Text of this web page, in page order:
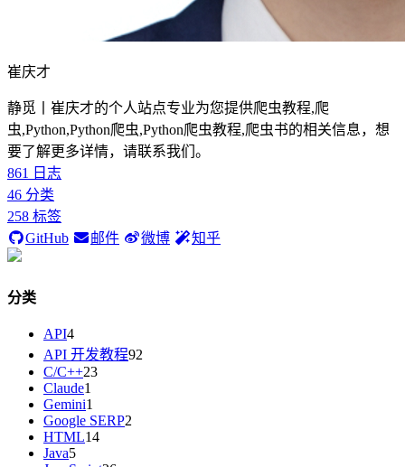
崔庆才
静觅丨崔庆才的个人站点专业为您提供爬虫教程,爬
虫,Python,Python爬虫,Python爬虫教程,爬虫书的相关信息，想
要了解更多详情，请联系我们。
861
日志
46 分类
258 标签
GitHub
邮件 微博 知乎
分类
API4
API 开发教程92
C/C++23
Claude1
Gemini1
Google SERP2
HTML14
Java5